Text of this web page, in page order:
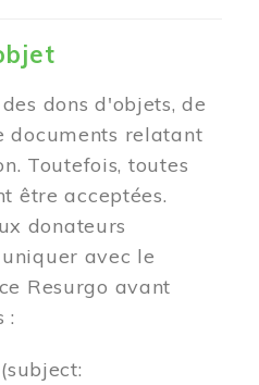
dons d'objets, de
documents relatant
Toutefois, toutes
être acceptées.
donateurs
avec le
Resurgo avant
:
(subject: